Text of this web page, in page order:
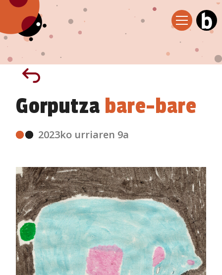
Gorputza bare-bare
2023ko urriaren 9a